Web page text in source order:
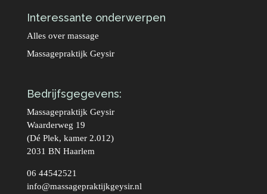
Interessante onderwerpen
Alles over massage
Massagepraktijk Geysir
Bedrijfsgegevens:
Massagepraktijk Geysir
Waarderweg 19
(Dé Plek, kamer 2.012)
2031 BN Haarlem
06 44542521
info@massagepraktijkgeysir.nl